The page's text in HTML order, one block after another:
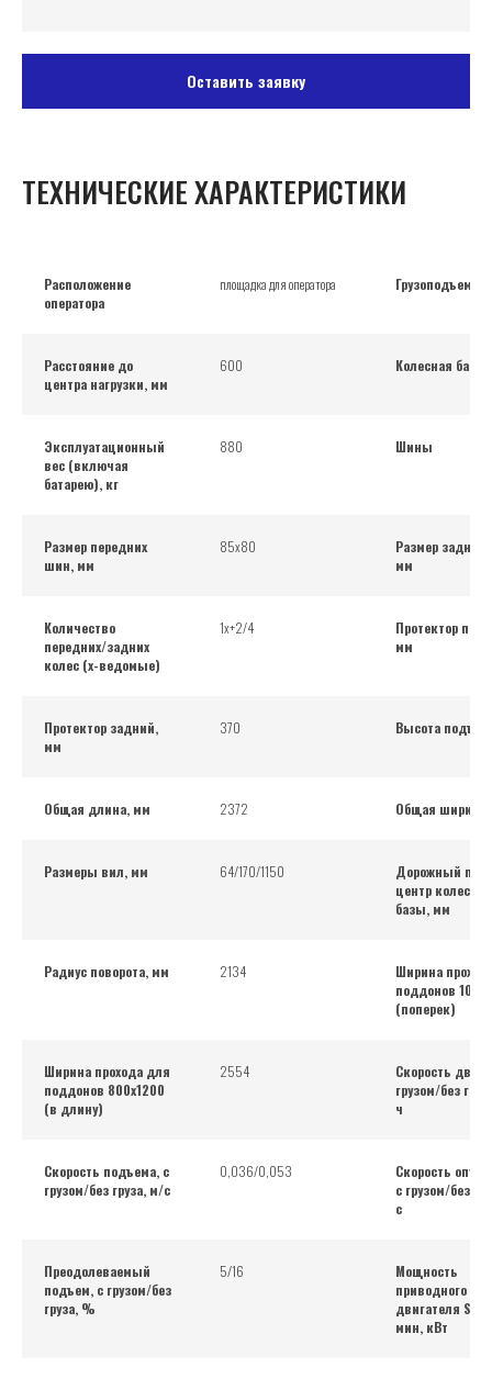
Оставить заявку
ТЕХНИЧЕСКИЕ ХАРАКТЕРИСТИКИ
Расположение
оператора
площадка для оператора
Расстояние до
центра нагрузки, мм
600 Колесная база,
Эксплуатационный
вес (включая
батарею), кг
880 Шины
Размер передних
шин, мм
85х80
Размер задних
мм
Количество
передних/задних
колес (х-ведомые)
1х+2/4
Протектор
мм
Протектор задний,
мм
370 Высота
Общая длина, мм 2372 Общая
Размеры вил, мм 64/170/1150
Дорожный
центр колесной
базы, мм
Радиус поворота, мм 2134
Ширина
поддонов
(поперек)
Ширина прохода для
поддонов 800х1200
(в длину)
2554
Скорость
грузом/без
ч
Скорость подъема, с
грузом/без груза, м/с
0,036/0,053
Скорость
с грузом/без
с
Преодолеваемый
подъем, с грузом/без
груза, %
5/16
Мощность
приводного
двигателя S2
мин, кВт